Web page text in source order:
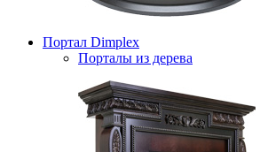
Портал Dimplex
Порталы из дерева